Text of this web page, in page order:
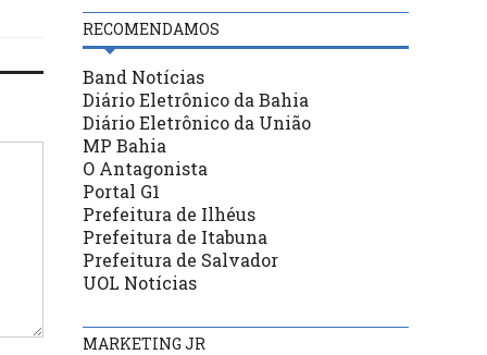
RECOMENDAMOS
Band Notícias
Diário Eletrônico da Bahia
Diário Eletrônico da União
MP Bahia
O Antagonista
Portal G1
Prefeitura de Ilhéus
Prefeitura de Itabuna
Prefeitura de Salvador
UOL Notícias
MARKETING JR